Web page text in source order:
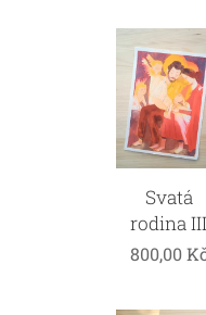
Svatá
rodina III
800,00